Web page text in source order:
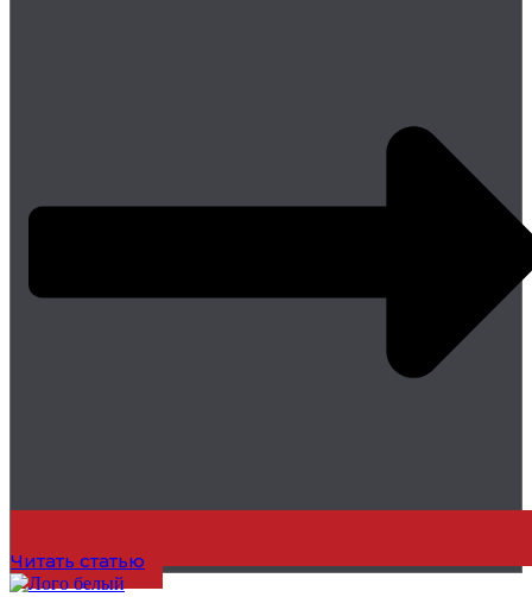
Читать статью